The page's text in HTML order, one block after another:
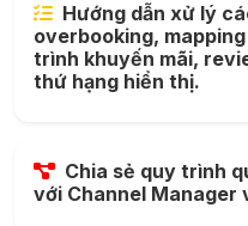
Hướng dẫn xử lý
overbooking,
trình khuyến mãi,
thứ hạng hiển thị.
Chia sẻ quy trình
với Channel Manager